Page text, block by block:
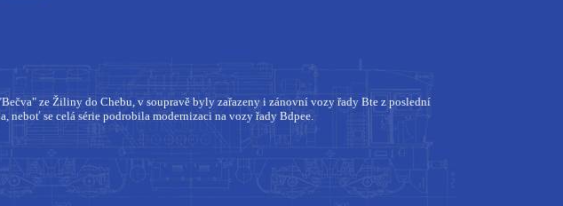
ze Žiliny do Chebu, v soupravě byly zařazeny i zánovní vozy řady Bte z poslední
neboť se celá série podrobila modernizaci na vozy řady Bdpee.